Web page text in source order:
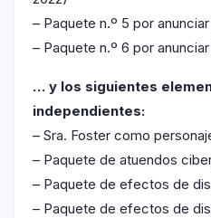
– Paquete n.º 5 por
– Paquete n.º 6 por
… y los siguientes
independientes:
– Sra. Foster como
– Paquete de atuendos
– Paquete de efectos de
– Paquete de efectos de